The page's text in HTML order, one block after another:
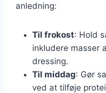
anledning:
Til frokost: Hold
inkludere masser
dressing.
Til middag: Gør
ved at tilføje